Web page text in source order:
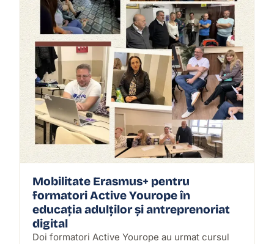
Mobilitate Erasmus+ pentru
formatori Active Yourope în
educația adulților și antreprenoriat
digital
Doi formatori Active Yourope au urmat cursul